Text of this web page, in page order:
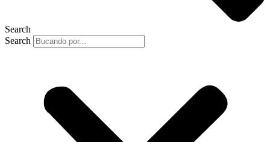
Search
Search